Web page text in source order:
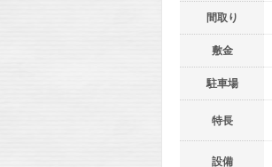
間取り
敷金
駐車場
特長
設備